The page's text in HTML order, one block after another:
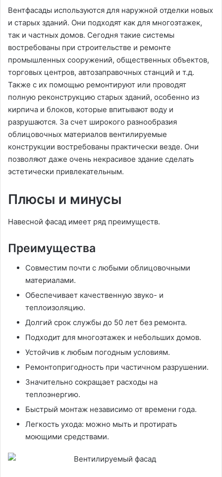
Вентфасады используются для наружной отделки новых
и старых зданий. Они подходят как для многоэтажек,
так и частных домов. Сегодня такие системы
востребованы при строительстве и ремонте
промышленных сооружений, общественных объектов,
торговых центров, автозаправочных станций и т.д.
Также с их помощью ремонтируют или проводят
полную реконструкцию старых зданий, особенно из
кирпича и блоков, которые впитывают воду и
разрушаются. За счет широкого разнообразия
облицовочных материалов вентилируемые
конструкции востребованы практически везде. Они
позволяют даже очень некрасивое здание сделать
эстетически привлекательным.
Плюсы и минусы
Навесной фасад имеет ряд преимуществ.
Преимущества
Совместим почти с любыми облицовочными
материалами.
Обеспечивает качественную звуко- и
теплоизоляцию.
Долгий срок службы до 50 лет без ремонта.
Подходит для многоэтажек и небольших домов.
Устойчив к любым погодным условиям.
Ремонтопригодность при частичном разрушении.
Значительно сокращает расходы на
теплоэнергию.
Быстрый монтаж независимо от времени года.
Легкость ухода: можно мыть и протирать
моющими средствами.